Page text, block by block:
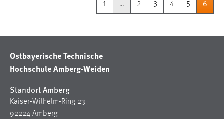
1 … 2 3 4 5 6
Ostbayerische Technische
Hochschule Amberg-Weiden
Standort Amberg
Kaiser-Wilhelm-Ring 23
92224 Amberg